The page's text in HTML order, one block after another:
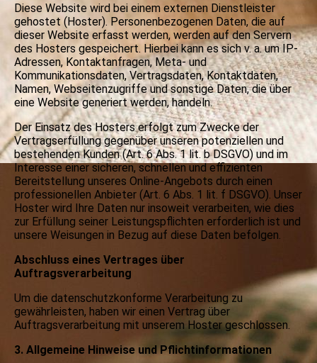
Diese Website wird bei einem externen Dienstleister
gehostet (Hoster). Personenbezogenen Daten, die auf
dieser Website erfasst werden, werden auf den Servern
des Hosters gespeichert. Hierbei kann es sich v. a. um IP-
Adressen, Kontaktanfragen, Meta- und
Kommunikationsdaten, Vertragsdaten, Kontaktdaten,
Namen, Webseitenzugriffe und sonstige Daten, die über
eine Website generiert werden, handeln.
Der Einsatz des Hosters erfolgt zum Zwecke der
Vertragserfüllung gegenüber unseren potenziellen und
bestehenden Kunden (Art. 6 Abs. 1 lit. b DSGVO) und im
Interesse einer sicheren, schnellen und effizienten
Bereitstellung unseres Online-Angebots durch einen
professionellen Anbieter (Art. 6 Abs. 1 lit. f DSGVO). Unser
Hoster wird Ihre Daten nur insoweit verarbeiten, wie dies
zur Erfüllung seiner Leistungspflichten erforderlich ist und
unsere Weisungen in Bezug auf diese Daten befolgen.
Abschluss eines Vertrages über
Auftragsverarbeitung
Um die datenschutzkonforme Verarbeitung zu
gewährleisten, haben wir einen Vertrag über
Auftragsverarbeitung mit unserem Hoster geschlossen.
3. Allgemeine Hinweise und Pflichtinformationen